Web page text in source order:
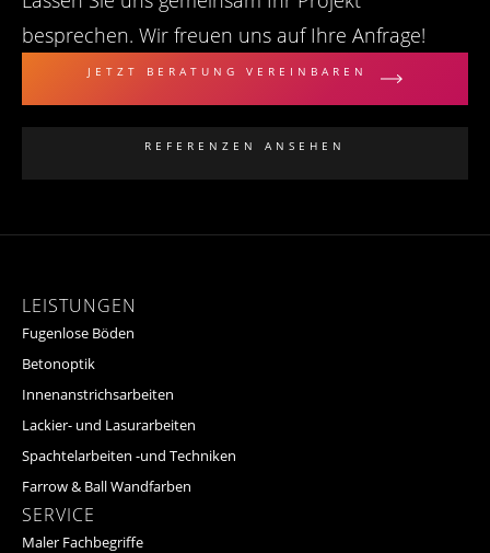
besprechen. Wir freuen uns auf Ihre Anfrage!
JETZT BERATUNG VEREINBAREN
REFERENZEN ANSEHEN
LEISTUNGEN
Fugenlose Böden
Betonoptik
Innenanstrichsarbeiten
Lackier- und Lasurarbeiten
Spachtelarbeiten -und Techniken
Farrow & Ball Wandfarben
SERVICE
Maler Fachbegriffe